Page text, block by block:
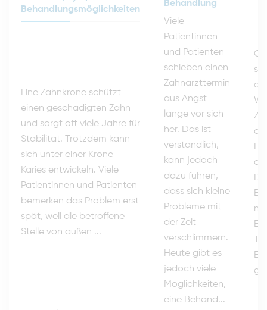
Behandlungsmöglichkeiten
Eine Zahnkrone schützt
einen geschädigten Zahn
und sorgt oft viele Jahre für
Stabilität. Trotzdem kann
sich unter einer Krone
Karies entwickeln. Viele
Patientinnen und Patienten
bemerken das Problem erst
spät, weil die betroffene
Stelle von außen ...
Behandlung
Viele
Patientinnen
und Patienten
schieben einen
Zahnarzttermin
aus Angst
lange vor sich
her. Das ist
verständlich,
kann jedoch
dazu führen,
dass sich kleine
Probleme mit
der Zeit
verschlimmern.
Heute gibt es
jedoch viele
Möglichkeiten,
eine Behand...